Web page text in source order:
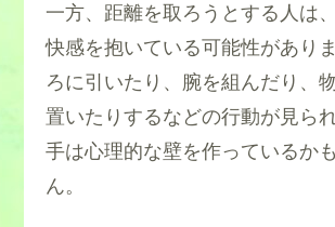
一方、距離を取ろうとする人は
快感を抱いている可能性があり
ろに引いたり、腕を組んだり、
置いたりするなどの行動が見ら
手は心理的な壁を作っているか
ん。